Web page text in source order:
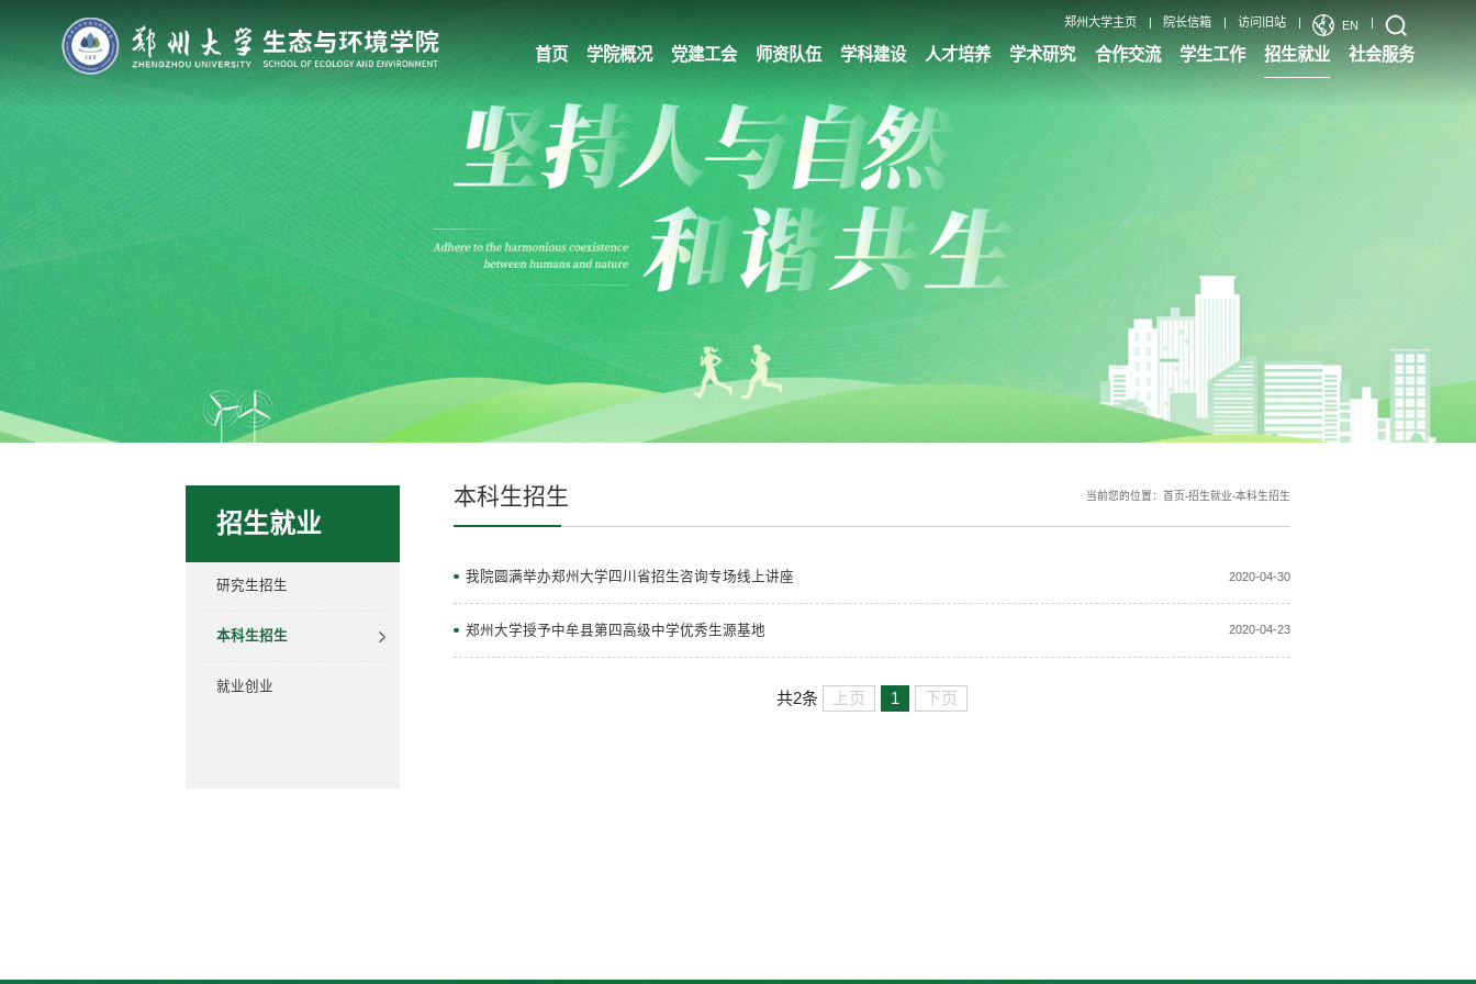
郑州大学主页 院长信箱 访问旧站 EN
首页 学院概况 党建工会 师资队伍 学科建设 人才培养 学术研究 合作交流 学生工作 招生就业 社会服务
招生就业
研究生招生
本科生招生
就业创业
本科生招生 当前您的位置：首页-招生就业-本科生招生
我院圆满举办郑州大学四川省招生咨询专场线上讲座 2020-04-30
郑州大学授予中牟县第四高级中学优秀生源基地 2020-04-23
共2条 上页 1 下页